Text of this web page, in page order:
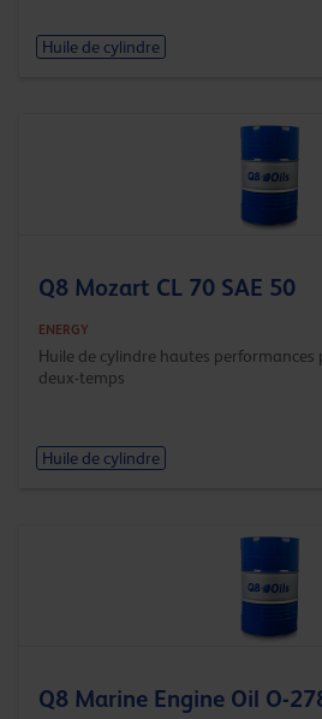
Huile de cylindre
Q8 Mozart CL 70 SAE 50
ENERGY
Huile de cylindre hautes performances
deux-temps
Huile de cylindre
Q8 Marine Engine Oil O-